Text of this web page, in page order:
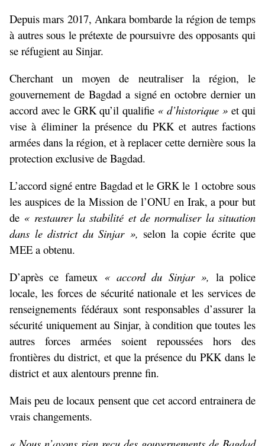
Depuis mars 2017, Ankara bombarde la région de temps
à autres sous le prétexte de poursuivre des opposants qui
se réfugient au Sinjar.
Cherchant un moyen de neutraliser la région, le
gouvernement de Bagdad a signé en octobre dernier un
accord avec le GRK qu’il qualifie « d’historique » et qui
vise à éliminer la présence du PKK et autres factions
armées dans la région, et à replacer cette dernière sous la
protection exclusive de Bagdad.
L’accord signé entre Bagdad et le GRK le 1 octobre sous
les auspices de la Mission de l’ONU en Irak, a pour but
de « restaurer la stabilité et de normaliser la situation
dans le district du Sinjar », selon la copie écrite que
MEE a obtenu.
D’après ce fameux « accord du Sinjar », la police
locale, les forces de sécurité nationale et les services de
renseignements fédéraux sont responsables d’assurer la
sécurité uniquement au Sinjar, à condition que toutes les
autres forces armées soient repoussées hors des
frontières du district, et que la présence du PKK dans le
district et aux alentours prenne fin.
Mais peu de locaux pensent que cet accord entrainera de
vrais changements.